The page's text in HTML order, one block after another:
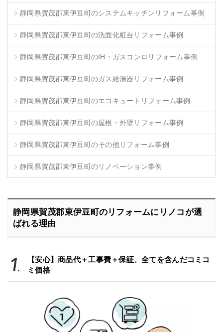
静岡県賀茂郡東伊豆町のシステムキッチンリフォーム事例
静岡県賀茂郡東伊豆町の洗面化粧台リフォーム事例
静岡県賀茂郡東伊豆町のIH・ガスコンロリフォーム事例
静岡県賀茂郡東伊豆町のガス給湯器リフォーム事例
静岡県賀茂郡東伊豆町のエコキュートリフォーム事例
静岡県賀茂郡東伊豆町の屋根・外壁リフォーム事例
静岡県賀茂郡東伊豆町のその他リフォーム事例
静岡県賀茂郡東伊豆町のリノベーション事例
静岡県賀茂郡東伊豆町のリフォームにリノコが選
ばれる理由
【安心】商品代＋工事費＋保証、全てを含んだコミコ
ミ価格